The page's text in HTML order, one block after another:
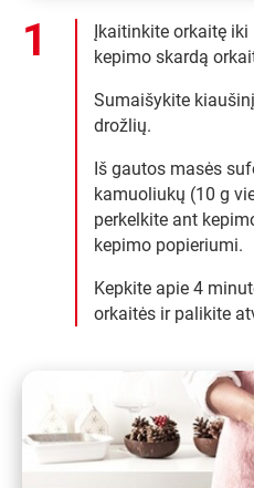
Įkaitinkite orkaitę iki
kepimo skardą
Sumaišykite
drožlių.
Iš gautos masės
kamuoliukų (10 g
perkelkite ant
kepimo popieriumi.
Kepkite apie 4
orkaitės ir palikite